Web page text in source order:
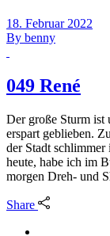
18. Februar 2022
By benny
049 René
Der große Sturm ist
erspart geblieben.
der Stadt
heute, habe ich im
morgen Dreh- und
Share